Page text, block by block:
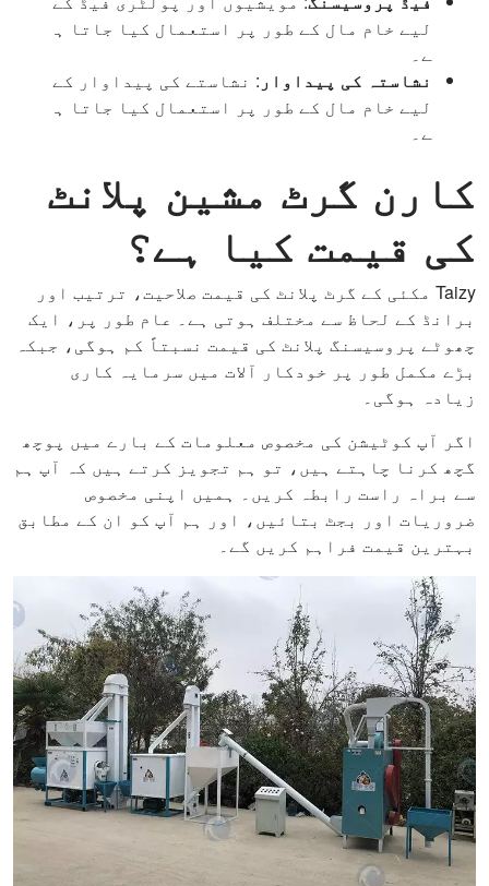
لیے خام مال کے طور پر استعمال کیا جاتا ہ
ے۔
نشاستہ کی پیداوار : نشاستے کی پیداوار کے
لیے خام مال کے طور پر استعمال کیا جاتا ہ
ے۔
کارن گرٹ مشین پلانٹ
کی قیمت کیا ہے؟
Taizy مکئی کے گرٹ پلانٹ کی قیمت صلاحیت، ترتیب اور
برانڈ کے لحاظ سے مختلف ہوتی ہے۔ عام طور پر، ایک
چھوٹے پروسیسنگ پلانٹ کی قیمت نسبتاً کم ہوگی، جبکہ
بڑے مکمل طور پر خودکار آلات میں سرمایہ کاری
زیادہ ہوگی۔
اگر آپ کوٹیشن کی مخصوص معلومات کے بارے میں پوچھ
گچھ کرنا چاہتے ہیں، تو ہم تجویز کرتے ہیں کہ آپ ہم
سے براہ راست رابطہ کریں۔ ہمیں اپنی مخصوص
ضروریات اور بجٹ بتائیں، اور ہم آپ کو ان کے مطابق
بہترین قیمت فراہم کریں گے۔